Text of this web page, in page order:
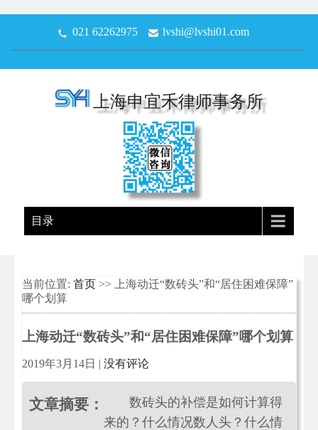
021 62262975 lvshi@lvshi01.com
上海申宜禾律师事务所
目录
当前位置: 首页 >> 上海动迁“数砖头”和“居住困难保障”
哪个划算
上海动迁“数砖头”和“居住困难保障”哪个划算
2019年3月14日 | 没有评论
文章摘要：
数砖头的补偿是如何计算得
来的？什么情况数人头？什么情